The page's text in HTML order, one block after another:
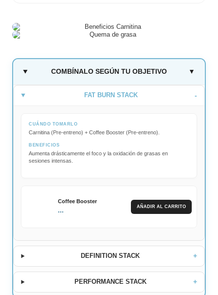
COMBÍNALO SEGÚN TU OBJETIVO ▼
FAT BURN STACK
CUÁNDO TOMARLO
Carnitina (Pre-entreno) + Coffee Booster (Pre-entreno).
BENEFICIOS
Aumenta drásticamente el foco y la oxidación de grasas en
sesiones intensas.
Coffee Booster
...
AÑADIR AL CARRITO
DEFINITION STACK
PERFORMANCE STACK